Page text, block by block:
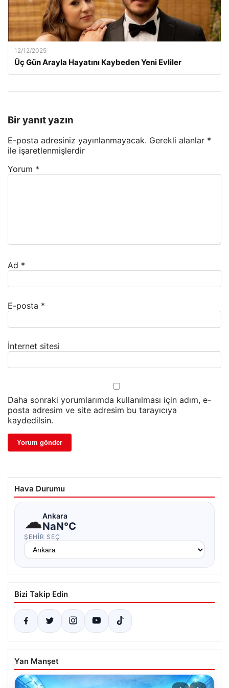
12/12/2025
Üç Gün Arayla Hayatını Kaybeden Yeni Evliler
Bir yanıt yazın
E-posta adresiniz yayınlanmayacak. Gerekli alanlar *
ile işaretlenmişlerdir
Yorum *
Ad *
E-posta *
İnternet sitesi
Daha sonraki yorumlarımda kullanılması için adım, e-
posta adresim ve site adresim bu tarayıcıya
kaydedilsin.
Hava Durumu
☁Ankara
NaN°C
ŞEHIR SEÇ
Bizi Takip Edin
Yan Manşet